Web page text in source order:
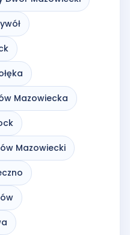
Mazowiecka
Mazowiecki